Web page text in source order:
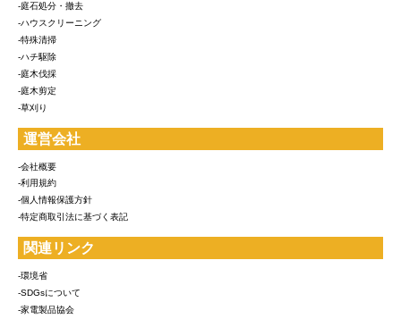
-庭石処分・撤去
-ハウスクリーニング
-特殊清掃
-ハチ駆除
-庭木伐採
-庭木剪定
-草刈り
運営会社
-会社概要
-利用規約
-個人情報保護方針
-特定商取引法に基づく表記
関連リンク
-環境省
-SDGsについて
-家電製品協会